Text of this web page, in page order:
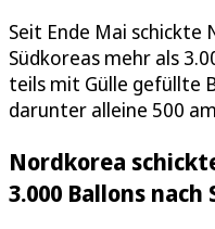
Seit Ende Mai schickte
Südkoreas mehr als
teils mit Gülle gefüllte
darunter alleine 500
Nordkorea
3.000 Ballons nach